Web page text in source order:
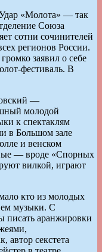
«Молота» — так
Союза
сотни сочинителей
регионов России.
заявил о себе
фестиваль. В
—
молодой
к спектаклям
в Большом зале
и венском
— вроде «Спорных
вилкой, играют
кто из молодых
музыки. С
писать аранжировки
автор секстета